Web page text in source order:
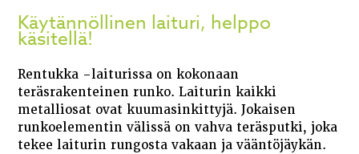
Käytännöllinen laituri, helppo
käsitellä!
Rentukka -laiturissa on kokonaan
teräsrakenteinen runko. Laiturin kaikki
metalliosat ovat kuumasinkittyjä. Jokaisen
runkoelementin välissä on vahva teräsputki, joka
tekee laiturin rungosta vakaan ja vääntöjäykän.